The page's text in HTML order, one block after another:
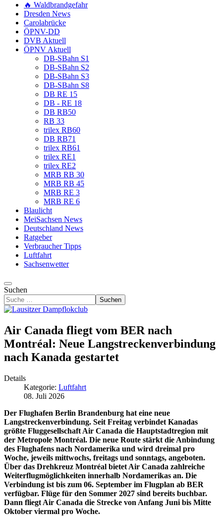
🔥 Waldbrandgefahr
Dresden News
Carolabrücke
ÖPNV-DD
DVB Aktuell
ÖPNV Aktuell
DB-SBahn S1
DB-SBahn S2
DB-SBahn S3
DB-SBahn S8
DB RE 15
DB - RE 18
DB RB50
RB 33
trilex RB60
DB RB71
trilex RB61
trilex RE1
trilex RE2
MRB RB 30
MRB RB 45
MRB RE 3
MRB RE 6
Blaulicht
MeiSachsen News
Deutschland News
Ratgeber
Verbraucher Tipps
Luftfahrt
Sachsenwetter
Suchen
Suchen
Air Canada fliegt vom BER nach
Montréal: Neue Langstreckenverbindung
nach Kanada gestartet
Details
Kategorie: Luftfahrt
08. Juli 2026
Der Flughafen Berlin Brandenburg hat eine neue
Langstreckenverbindung. Seit Freitag verbindet Kanadas
größte Fluggesellschaft Air Canada die Hauptstadtregion mit
der Metropole Montréal. Die neue Route stärkt die Anbindung
des Flughafens nach Nordamerika und wird dreimal pro
Woche, jeweils mittwochs, freitags und sonntags, angeboten.
Über das Drehkreuz Montréal bietet Air Canada zahlreiche
Weiterflugmöglichkeiten innerhalb Nordamerikas an. Die
Verbindung ist bis zum 06. September im Flugplan ab BER
verfügbar. Flüge für den Sommer 2027 sind bereits buchbar.
Dann fliegt Air Canada die Strecke von Anfang Juni bis Mitte
Oktober viermal pro Woche.